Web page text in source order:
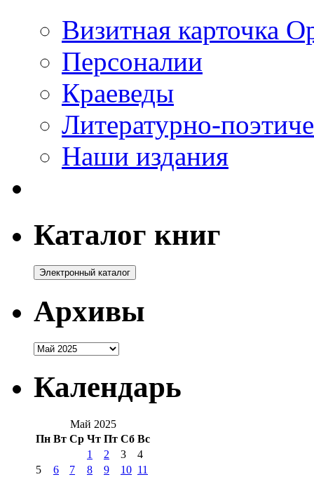
Визитная карточка
Персоналии
Краеведы
Литературно-
Наши издания
Каталог книг
Архивы
Архивы
Календарь
Май 2025
Пн Вт Ср Чт Пт Сб Вс
1
2 3
4
5
6 7 8 9 10 11